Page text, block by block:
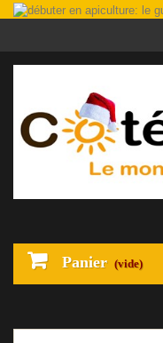
Panier (vide)